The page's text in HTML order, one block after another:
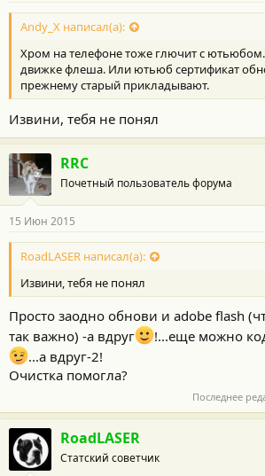
Andy_X написал(а):
Хром на телефоне тоже глючит с
движке флеша. Или ютьюб сертификат
прежнему старый прикладывают.
Извини, тебя не понял
RRC
Почетный пользователь форума
15 Июн 2015
RoadLASER написал(а):
Извини, тебя не понял
Просто заодно обнови и adobe flash
так важно) -а вдруг
!...еще можно
...а вдруг-2!
Очистка помогла?
Последнее
RoadLASER
Статский советчик